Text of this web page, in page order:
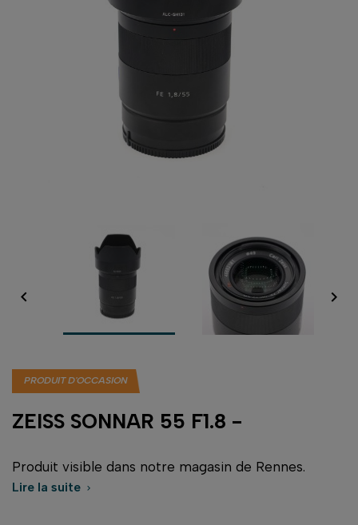
 
PRODUIT D'OCCASION
ZEISS SONNAR 55 F1.8 -
Produit visible dans notre magasin de Rennes.
Lire la suite 